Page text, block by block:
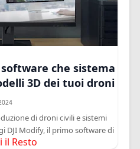
che sistema
3D dei tuoi droni
di droni civili e sistemi
DJI Modify, il primo software di
il Resto